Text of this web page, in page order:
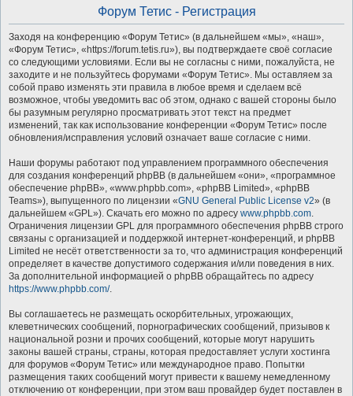
Форум Тетис - Регистрация
Заходя на конференцию «Форум Тетис» (в дальнейшем «мы», «наш»,
«Форум Тетис», «https://forum.tetis.ru»), вы подтверждаете своё согласие
со следующими условиями. Если вы не согласны с ними, пожалуйста, не
заходите и не пользуйтесь форумами «Форум Тетис». Мы оставляем за
собой право изменять эти правила в любое время и сделаем всё
возможное, чтобы уведомить вас об этом, однако с вашей стороны было
бы разумным регулярно просматривать этот текст на предмет
изменений, так как использование конференции «Форум Тетис» после
обновления/исправления условий означает ваше согласие с ними.
Наши форумы работают под управлением программного обеспечения
для создания конференций phpBB (в дальнейшем «они», «программное
обеспечение phpBB», «www.phpbb.com», «phpBB Limited», «phpBB
Teams»), выпущенного по лицензии «GNU General Public License v2» (в
дальнейшем «GPL»). Скачать его можно по адресу www.phpbb.com.
Ограничения лицензии GPL для программного обеспечения phpBB строго
связаны с организацией и поддержкой интернет-конференций, и phpBB
Limited не несёт ответственности за то, что администрация конференций
определяет в качестве допустимого содержания и/или поведения в них.
За дополнительной информацией о phpBB обращайтесь по адресу
https://www.phpbb.com/.
Вы соглашаетесь не размещать оскорбительных, угрожающих,
клеветнических сообщений, порнографических сообщений, призывов к
национальной розни и прочих сообщений, которые могут нарушить
законы вашей страны, страны, которая предоставляет услуги хостинга
для форумов «Форум Тетис» или международное право. Попытки
размещения таких сообщений могут привести к вашему немедленному
отключению от конференции, при этом ваш провайдер будет поставлен в